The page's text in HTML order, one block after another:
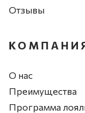
Отзывы
О нас
Преимущества
Программа